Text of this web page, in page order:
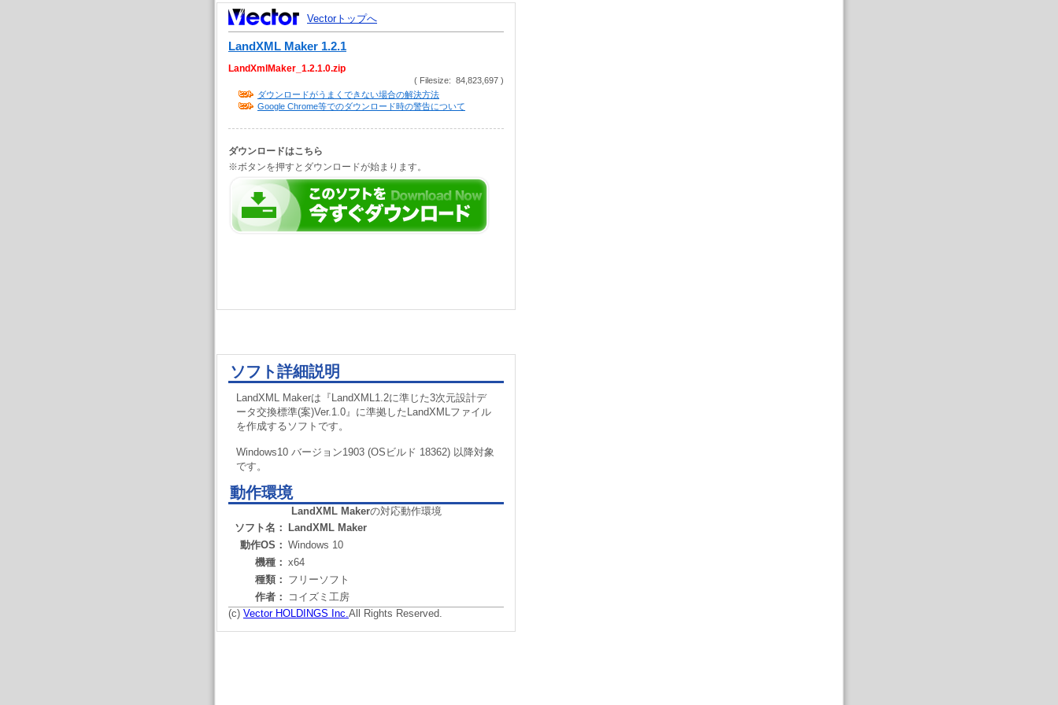
Vectorトップへ
LandXML Maker 1.2.1
LandXmlMaker_1.2.1.0.zip
( Filesize: 84,823,697 )
ダウンロードがうまくできない場合の解決方法
Google Chrome等でのダウンロード時の警告について
ダウンロードはこちら
※ボタンを押すとダウンロードが始まります。
ソフト詳細説明
LandXML Makerは『LandXML1.2に準じた3次元設計デ
ータ交換標準(案)Ver.1.0』に準拠したLandXMLファイル
を作成するソフトです。
Windows10 バージョン1903 (OSビルド 18362) 以降対象
です。
動作環境
LandXML Makerの対応動作環境
ソフト名：
LandXML Maker
動作OS： Windows 10
機種： x64
種類： フリーソフト
作者：
コイズミ工房
(c) Vector HOLDINGS Inc.All Rights Reserved.